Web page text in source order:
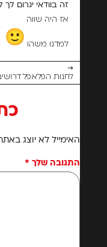
זה בוודאי יגרום
אז היה שווה
למדנו משהו
→
האימייל לא יוצג
התגובה שלך *